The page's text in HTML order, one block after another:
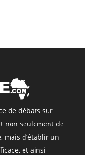
de débats sur
non seulement de
mais d’établir un
et ainsi